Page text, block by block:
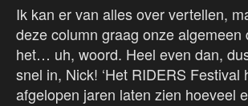
Ik kan er van alles over vertellen,
deze column graag onze algemeen
het… uh, woord. Heel even dan,
snel in, Nick! ‘Het RIDERS Festival
afgelopen jaren laten zien hoeveel